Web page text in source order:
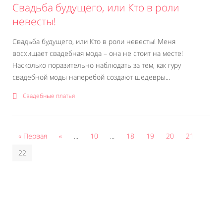
Свадьба будущего, или Кто в роли
невесты!
Свадьба будущего, или Кто в роли невесты! Меня
восхищает свадебная мода – она не стоит на месте!
Насколько поразительно наблюдать за тем, как гуру
свадебной моды наперебой создают шедевры...
Свадебные платья
« Первая « ... 10 ... 18 19 20
21
22